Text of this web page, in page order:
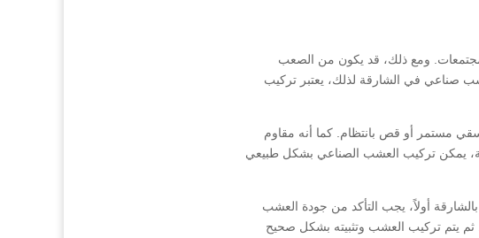
ومع ذلك، قد يكون من الصعب
صناعي في الشارقة لذلك، يعتبر تركيب
سقي مستمر أو قص بانتظام. كما أنه مقاوم
يمكن تركيب العشب الصناعي بشكل طبيعي
أولاً، يجب التأكد من جودة العشب
ثم يتم تركيب العشب وتثبيته بشكل صحيح